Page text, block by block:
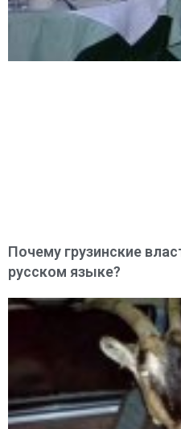
Почему грузинские
русском языке?